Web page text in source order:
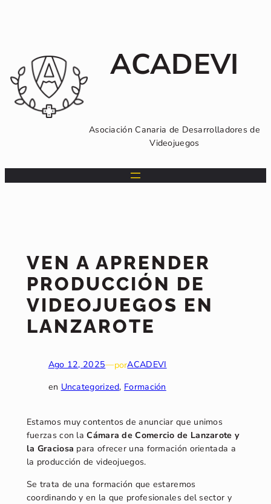
ACADEVI
Asociación Canaria de Desarrolladores de
Videojuegos
VEN A APRENDER
PRODUCCIÓN DE
VIDEOJUEGOS EN
LANZAROTE
Ago 12, 2025—porACADEVI
en Uncategorized, Formación
Estamos muy contentos de anunciar que unimos
fuerzas con laCámara de Comercio de Lanzarote y
la Graciosa para ofrecer una formación orientada a
la producción de videojuegos.
Se trata de una formación que estaremos
coordinando y en la que profesionales del sector y